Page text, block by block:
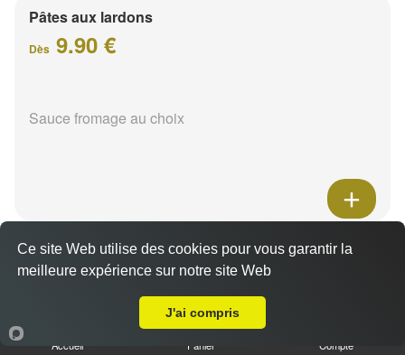
Pâtes aux lardons
Dès 9.90 €
Sauce fromage au choix
Pâtes au poulet
Dès9.90 €
Sauce fromage au choix
Accueil Panier Compte
Ce site Web utilise des cookies pour vous garantir la
meilleure expérience sur notre site Web
J'ai compris